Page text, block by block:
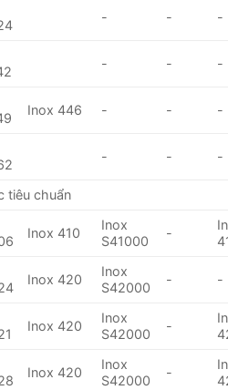
- - -
- - -
Inox 446 - - -
- - -
tiêu chuẩn
Inox 410
Inox
S41000
-
Inox 420
Inox
S42000
- -
Inox 420
Inox
S42000
-
Inox 420
Inox
S42000
-